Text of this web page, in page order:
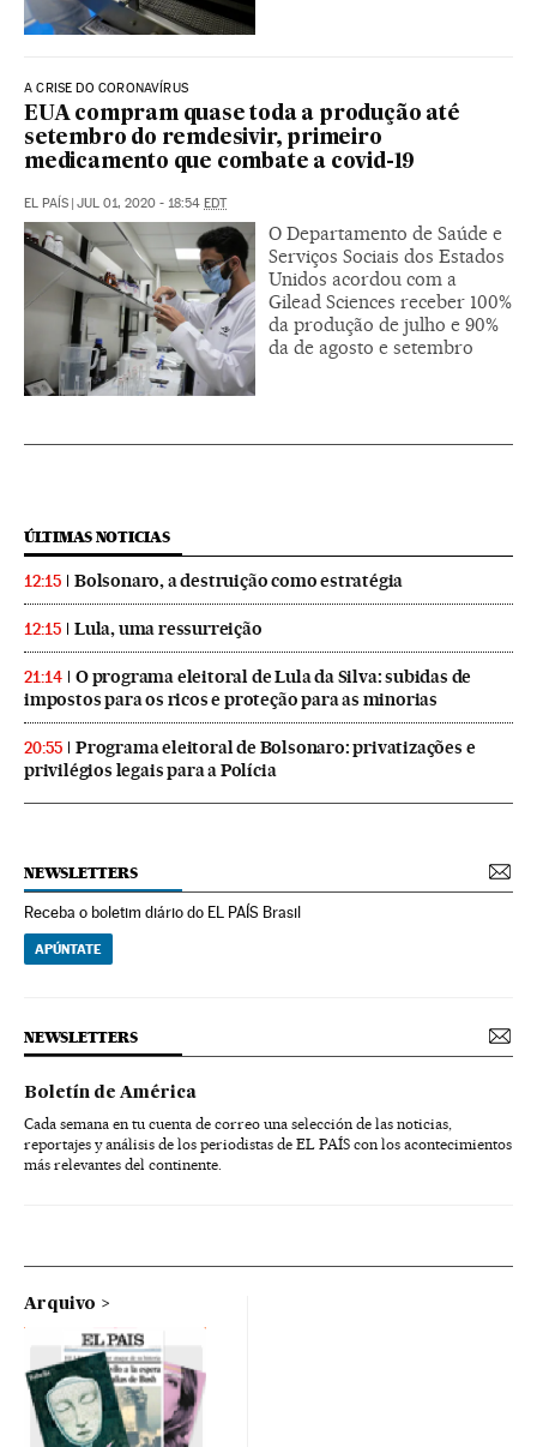
A CRISE DO CORONAVÍRUS
EUA compram quase toda a produção até
setembro do remdesivir, primeiro
medicamento que combate a covid-19
EL PAÍS | JUL 01, 2020 - 18:54 EDT
O Departamento de Saúde e
Serviços Sociais dos Estados
Unidos acordou com a
Gilead Sciences receber 100%
da produção de julho e 90%
da de agosto e setembro
ÚLTIMAS NOTICIAS
12:15 Bolsonaro, a destruição como estratégia
12:15 Lula, uma ressurreição
21:14
O programa eleitoral de Lula da Silva: subidas de
impostos para os ricos e proteção para as minorias
20:55
Programa eleitoral de Bolsonaro: privatizações e
privilégios legais para a Polícia
NEWSLETTERS
Receba o boletim diário do EL PAÍS Brasil
APÚNTATE
NEWSLETTERS
Boletín de América
Cada semana en tu cuenta de correo una selección de las noticias,
reportajes y análisis de los periodistas de EL PAÍS con los acontecimientos
más relevantes del continente.
Arquivo